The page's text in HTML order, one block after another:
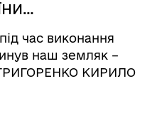
час виконання
наш земляк –
КИРИЛО